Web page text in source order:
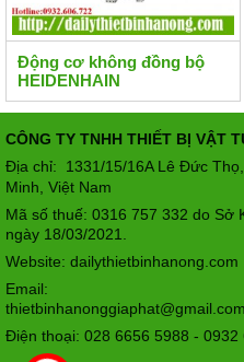
Động cơ không đồng bộ
HEIDENHAIN
CÔNG TY TNHH THIẾT BỊ VẬT
Địa chỉ: 1331/15/16A Lê Đức
Minh, Việt Nam
Mã số thuế: 0316 757 332 do Sở
ngày 18/03/2021.
Website: dailythietbinhanong.com
Email:
Điện thoại: 028 6656 5988 - 0932